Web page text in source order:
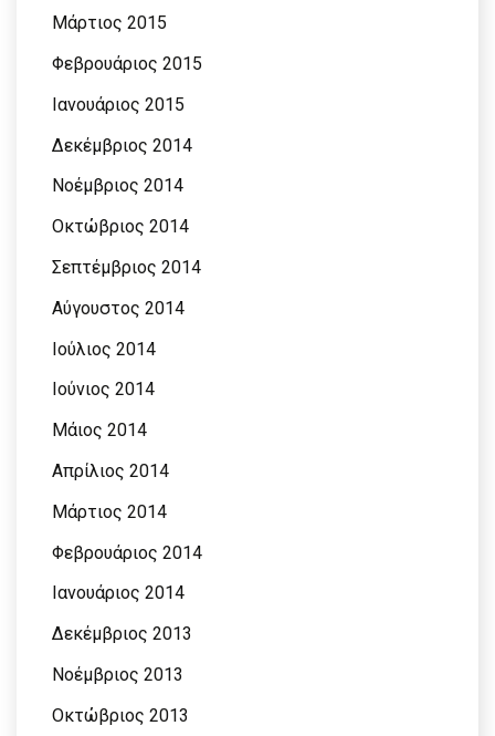
Μάρτιος 2015
Φεβρουάριος 2015
Ιανουάριος 2015
Δεκέμβριος 2014
Νοέμβριος 2014
Οκτώβριος 2014
Σεπτέμβριος 2014
Αύγουστος 2014
Ιούλιος 2014
Ιούνιος 2014
Μάιος 2014
Απρίλιος 2014
Μάρτιος 2014
Φεβρουάριος 2014
Ιανουάριος 2014
Δεκέμβριος 2013
Νοέμβριος 2013
Οκτώβριος 2013